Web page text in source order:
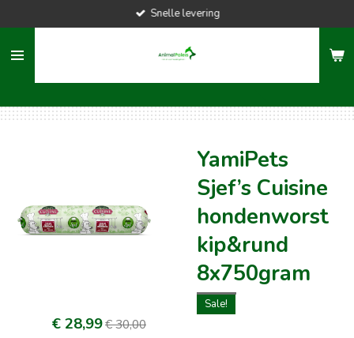
naar
hoofdinhoud
Snelle levering
YamiPets
Sjef’s Cuisine
hondenworst
kip&rund
8x750gram
Sale!
€ 28,99€ 30,00